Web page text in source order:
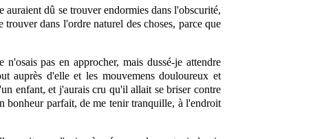
auraient dû se trouver endormies dans l'obscurité,
dans l'ordre naturel des choses, parce que
pas en approcher, mais dussé-je attendre
auprès d'elle et les mouvemens douloureux et
enfant, et j'aurais cru qu'il allait se briser contre
bonheur parfait, de me tenir tranquille, à l'endroit